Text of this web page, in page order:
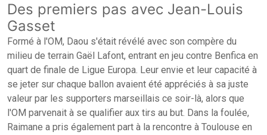
Des premiers pas avec Jean-Louis
Gasset
Formé à l'OM, Daou s'était révélé avec son compère du
milieu de terrain Gaël Lafont, entrant en jeu contre Benfica en
quart de finale de Ligue Europa. Leur envie et leur capacité à
se jeter sur chaque ballon avaient été appréciés à sa juste
valeur par les supporters marseillais ce soir-là, alors que
l'OM parvenait à se qualifier aux tirs au but. Dans la foulée,
Raimane a pris également part à la rencontre à Toulouse en